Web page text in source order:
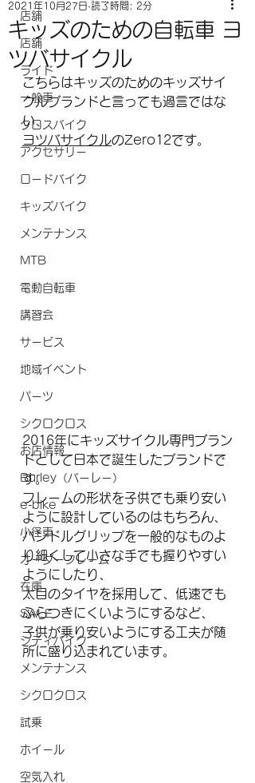
店舗
店舗
ライド
一般車
クロスバイク
アクセサリー
ロードバイク
キッズバイク
メンテナンス
MTB
電動自転車
講習会
サービス
地域イベント
パーツ
シクロクロス
お店情報
Burley（バーレー）
e-bike
小径車
オーダーフレーム
在庫
SALE
シティバイク
メンテナンス
シクロクロス
試乗
ホイール
空気入れ
キッズのための自転車 ヨ
ツバサイクル
2021年10月27日 読了時間: 2分
こちらはキッズのためのキッズサイ
クルブランドと言っても過言ではな
い、
ヨツバサイクルのZero12です。
2016年にキッズサイクル専門ブラン
ドとして日本で誕生したブランドで
す。
フレームの形状を子供でも乗り安い
ように設計しているのはもちろん、
ハンドルグリップを一般的なものよ
り細くして小さな手でも握りやすい
ようにしたり、
太目のタイヤを採用して、低速でも
ふらつきにくいようにするなど、
子供が乗り安いようにする工夫が随
所に盛り込まれています。